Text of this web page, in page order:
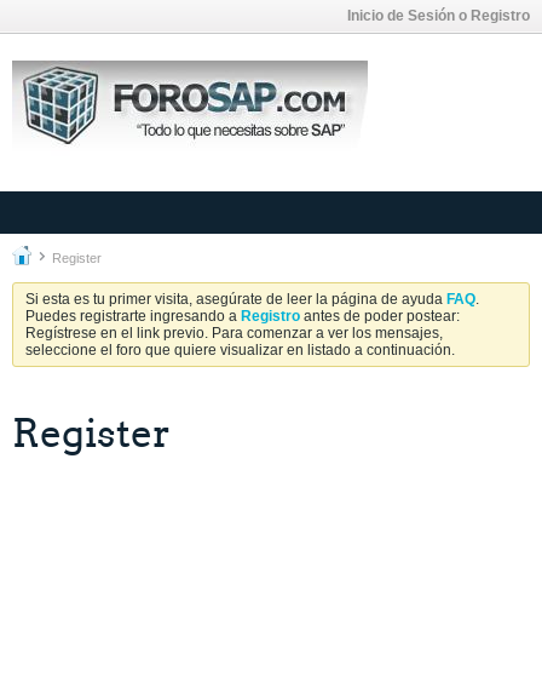
Inicio de Sesión o Registro
Register
Si esta es tu primer visita, asegúrate de leer la página de ayuda FAQ.
Puedes registrarte ingresando a Registro antes de poder postear:
Regístrese en el link previo. Para comenzar a ver los mensajes,
seleccione el foro que quiere visualizar en listado a continuación.
Register